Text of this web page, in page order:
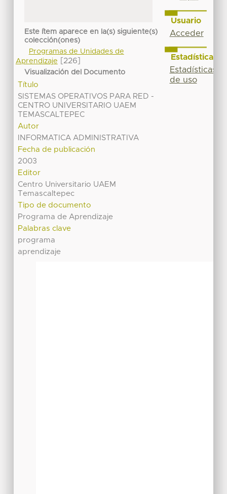
Este ítem aparece en la(s) siguiente(s)
colección(ones)
Programas de Unidades de
Aprendizaje
[226]
Visualización del Documento
Título
SISTEMAS OPERATIVOS PARA RED -
CENTRO UNIVERSITARIO UAEM
TEMASCALTEPEC
Autor
INFORMATICA ADMINISTRATIVA
Fecha de publicación
2003
Editor
Centro Universitario UAEM
Temascaltepec
Tipo de documento
Programa de Aprendizaje
Palabras clave
programa
aprendizaje
Usuario
Acceder
Estadísticas
Estadísticas
de uso